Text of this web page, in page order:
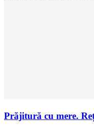
Prăjitură cu mere.